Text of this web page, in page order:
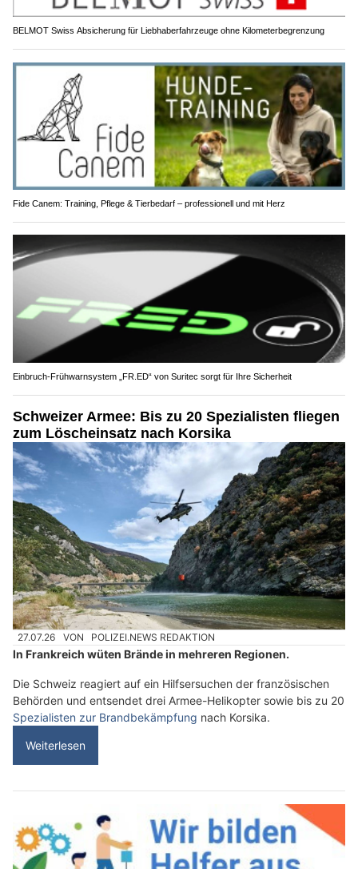
BELMOT Swiss Absicherung für Liebhaberfahrzeuge ohne Kilometerbegrenzung
Fide Canem: Training, Pflege & Tierbedarf – professionell und mit Herz
Einbruch-Frühwarnsystem „FR.ED“ von Suritec sorgt für Ihre Sicherheit
Schweizer Armee: Bis zu 20 Spezialisten fliegen
zum Löscheinsatz nach Korsika
27.07.26 VON POLIZEI.NEWS REDAKTION
In Frankreich wüten Brände in mehreren Regionen.
Die Schweiz reagiert auf ein Hilfsersuchen der französischen
Behörden und entsendet drei Armee-Helikopter sowie bis zu 20
Spezialisten zur Brandbekämpfung nach Korsika.
Weiterlesen